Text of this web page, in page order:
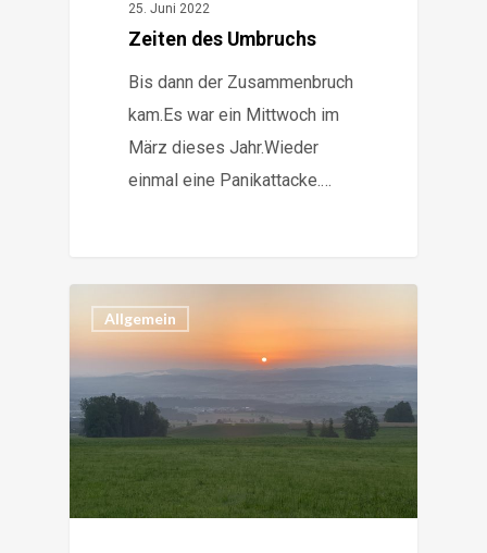
25. Juni 2022
Zeiten des Umbruchs
Bis dann der Zusammenbruch
kam.Es war ein Mittwoch im
März dieses Jahr.Wieder
einmal eine Panikattacke.…
Allgemein